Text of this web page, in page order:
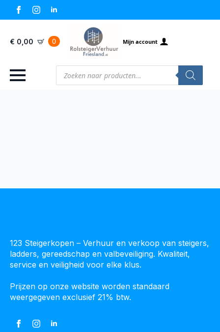
€ 0,00 0 Mijn account
Producten
zoeken
123 Steigerkopen – Verhuur en verkoop van steigers,
ladders, gereedschap en valbeveiliging. Kwaliteit,
service en veiligheid voor elke klus.
Prijzen op onze website worden standaard
weergegeven exclusief 21% btw.